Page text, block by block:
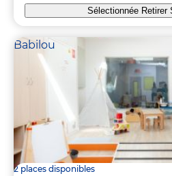
Sélectionnée Retirer
Babilou
2 places disponibles